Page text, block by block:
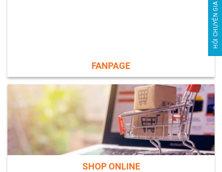
FANPAGE
SHOP ONLINE
HỎI CHUYÊN GIA